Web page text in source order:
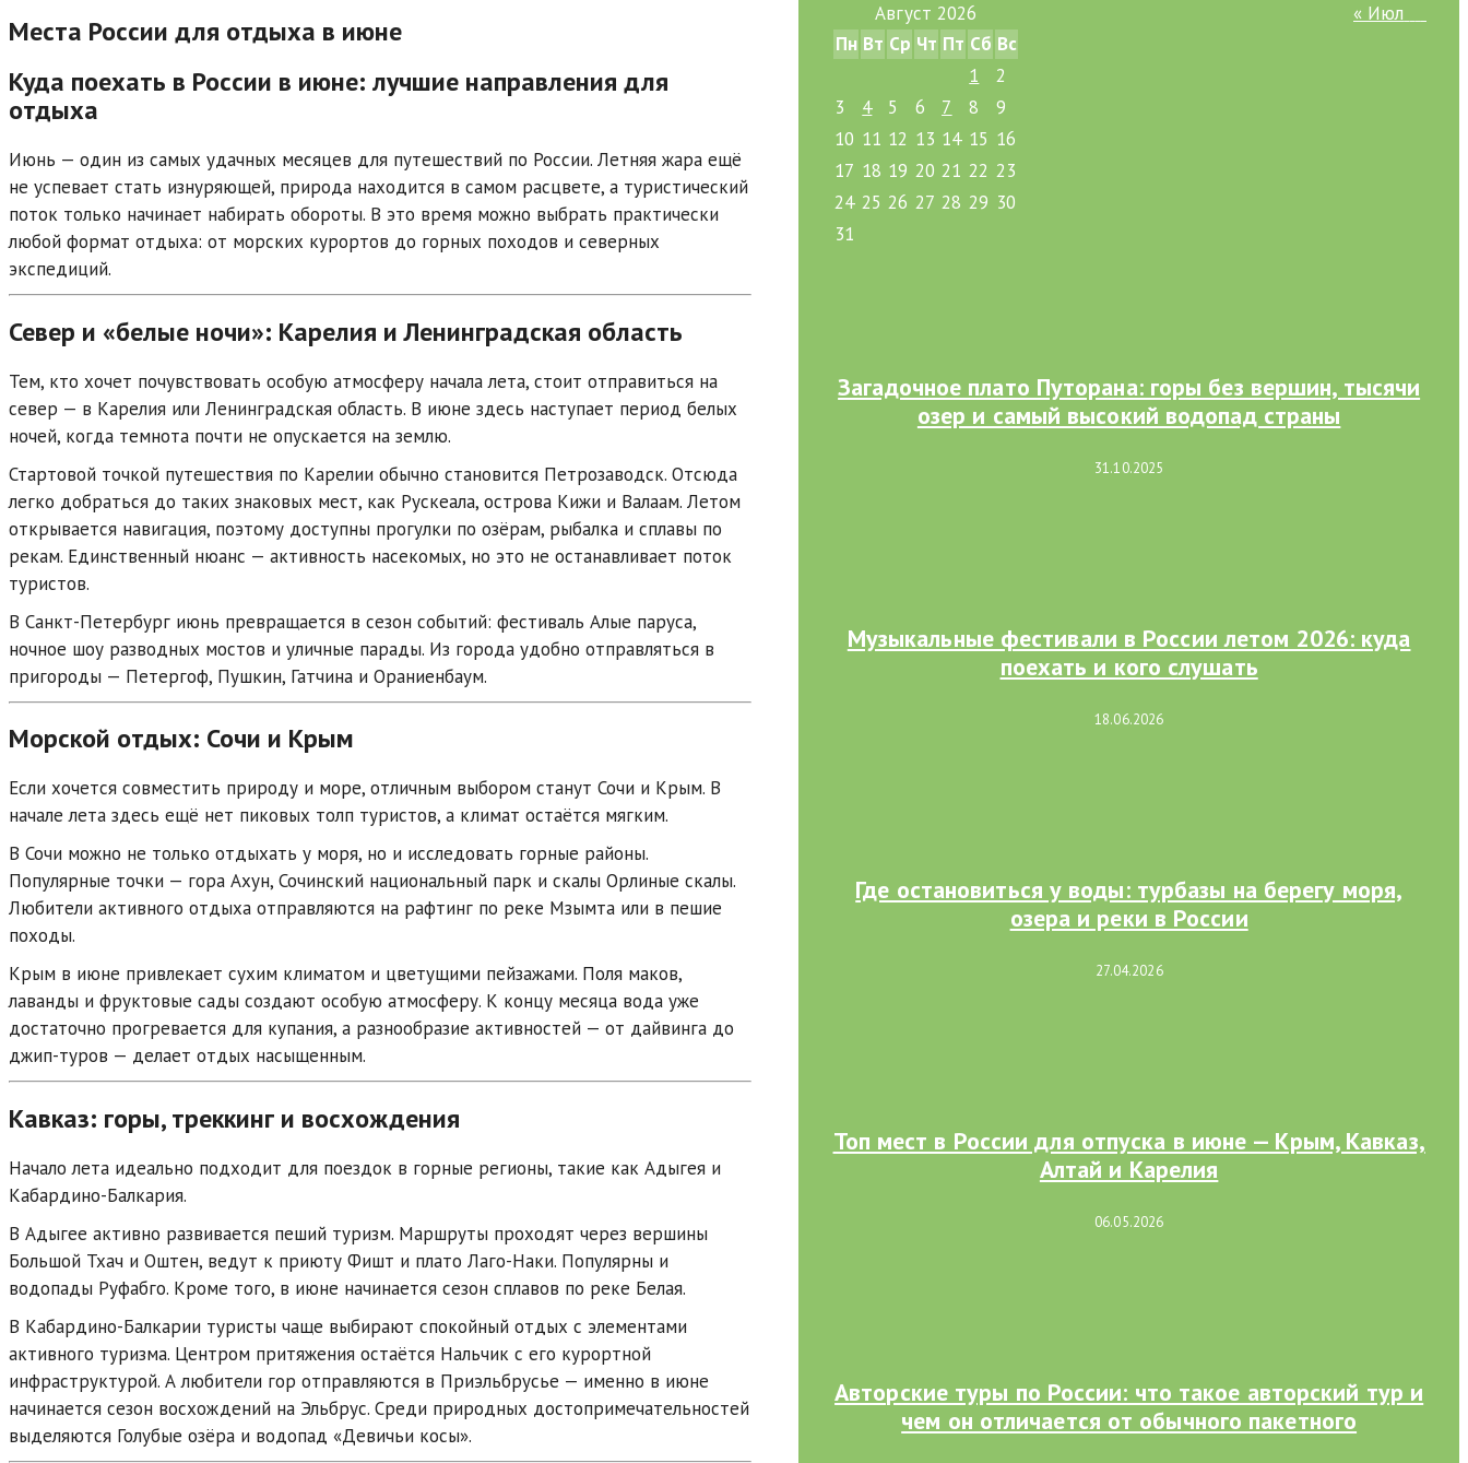
Места России для отдыха в июне
Куда поехать в России в июне: лучшие направления для
отдыха
Июнь — один из самых удачных месяцев для путешествий по России. Летняя жара ещё
не успевает стать изнуряющей, природа находится в самом расцвете, а туристический
поток только начинает набирать обороты. В это время можно выбрать практически
любой формат отдыха: от морских курортов до горных походов и северных
экспедиций.
Север и «белые ночи»: Карелия и Ленинградская область
Тем, кто хочет почувствовать особую атмосферу начала лета, стоит отправиться на
север — в Карелия или Ленинградская область. В июне здесь наступает период белых
ночей, когда темнота почти не опускается на землю.
Стартовой точкой путешествия по Карелии обычно становится Петрозаводск. Отсюда
легко добраться до таких знаковых мест, как Рускеала, острова Кижи и Валаам. Летом
открывается навигация, поэтому доступны прогулки по озёрам, рыбалка и сплавы по
рекам. Единственный нюанс — активность насекомых, но это не останавливает поток
туристов.
В Санкт-Петербург июнь превращается в сезон событий: фестиваль Алые паруса,
ночное шоу разводных мостов и уличные парады. Из города удобно отправляться в
пригороды — Петергоф, Пушкин, Гатчина и Ораниенбаум.
Морской отдых: Сочи и Крым
Если хочется совместить природу и море, отличным выбором станут Сочи и Крым. В
начале лета здесь ещё нет пиковых толп туристов, а климат остаётся мягким.
В Сочи можно не только отдыхать у моря, но и исследовать горные районы.
Популярные точки — гора Ахун, Сочинский национальный парк и скалы Орлиные скалы.
Любители активного отдыха отправляются на рафтинг по реке Мзымта или в пешие
походы.
Крым в июне привлекает сухим климатом и цветущими пейзажами. Поля маков,
лаванды и фруктовые сады создают особую атмосферу. К концу месяца вода уже
достаточно прогревается для купания, а разнообразие активностей — от дайвинга до
джип-туров — делает отдых насыщенным.
Кавказ: горы, треккинг и восхождения
Начало лета идеально подходит для поездок в горные регионы, такие как Адыгея и
Кабардино-Балкария.
В Адыгее активно развивается пеший туризм. Маршруты проходят через вершины
Большой Тхач и Оштен, ведут к приюту Фишт и плато Лаго-Наки. Популярны и
водопады Руфабго. Кроме того, в июне начинается сезон сплавов по реке Белая.
В Кабардино-Балкарии туристы чаще выбирают спокойный отдых с элементами
активного туризма. Центром притяжения остаётся Нальчик с его курортной
инфраструктурой. А любители гор отправляются в Приэльбрусье — именно в июне
начинается сезон восхождений на Эльбрус. Среди природных достопримечательностей
выделяются Голубые озёра и водопад «Девичьи косы».
« Июл
Август 2026
Пн Вт Ср Чт Пт Сб Вс
1
2
3
4 5 6 7 8
9
10 11 12 13 14 15 16
17 18 19 20 21 22 23
24 25 26 27 28 29 30
31
Загадочное плато Путорана: горы без вершин, тысячи
озер и самый высокий водопад страны
31.10.2025
Музыкальные фестивали в России летом 2026: куда
поехать и кого слушать
18.06.2026
Где остановиться у воды: турбазы на берегу моря,
озера и реки в России
27.04.2026
Топ мест в России для отпуска в июне — Крым, Кавказ,
Алтай и Карелия
06.05.2026
Авторские туры по России: что такое авторский тур и
чем он отличается от обычного пакетного